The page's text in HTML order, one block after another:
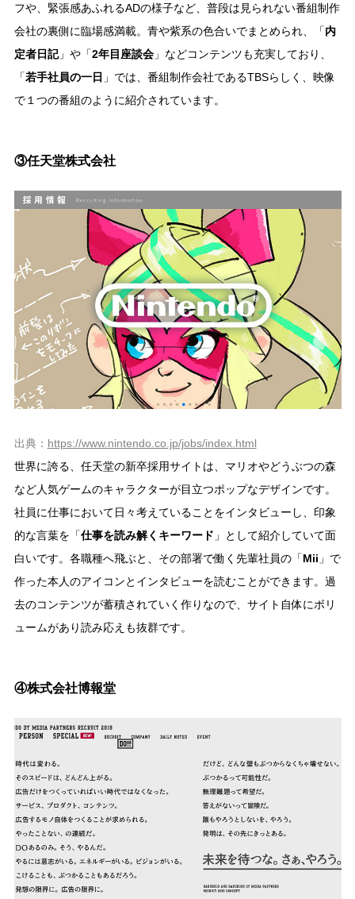
フや、緊張感あふれるADの様子など、普段は見られない番組制作
会社の裏側に臨場感満載。青や紫系の色合いでまとめられ、「内
定者日記」や「2年目座談会」などコンテンツも充実しており、
「若手社員の一日 」では、番組制作会社であるTBSらしく、映像
で１つの番組のように紹介されています。
③任天堂株式会社
出典： https://www.nintendo.co.jp/jobs/index.html
世界に誇る、任天堂の新卒採用サイトは、マリオやどうぶつの森
など人気ゲームのキャラクターが目立つポップなデザインです。
社員に仕事において日々考えていることをインタビューし、印象
的な言葉を「仕事を読み解くキーワード 」として紹介していて面
白いです。各職種へ飛ぶと、その部署で働く先輩社員の「Mii 」で
作った本人のアイコンとインタビューを読むことができます。過
去のコンテンツが蓄積されていく作りなので、サイト自体にボリ
ュームがあり読み応えも抜群です。
④株式会社博報堂